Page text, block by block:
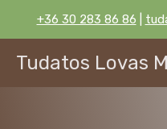
tartalomba
+36 30 283 86 86
Tudatos Lovas